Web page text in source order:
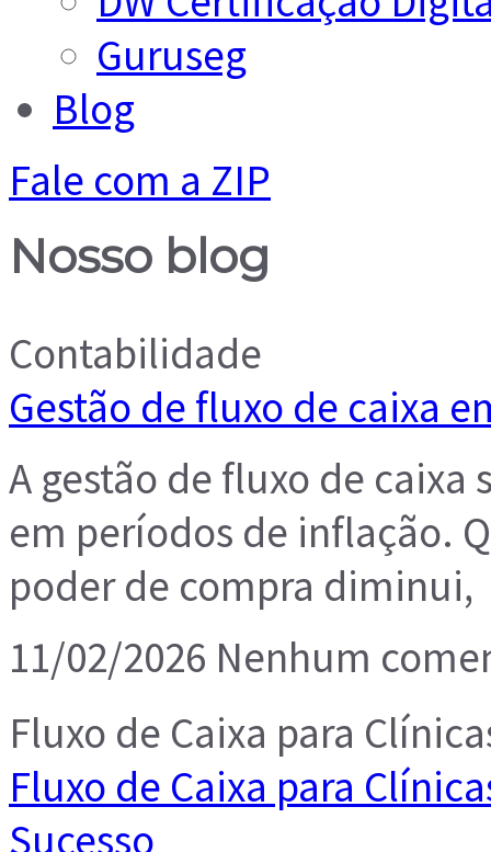
Guruseg
Blog
Fale com a ZIP
Nosso blog
Contabilidade
Gestão de fluxo de caixa
A gestão de fluxo de
em períodos de inflação.
poder de compra diminui,
11/02/2026 Nenhum
Fluxo de Caixa para
Fluxo de Caixa para
Sucesso